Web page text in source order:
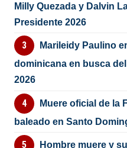
Milly Quezada y Dalvin
Presidente 2026
Marileidy Paulino
dominicana en busca
2026
Muere oficial de la
baleado en Santo
Hombre muere y